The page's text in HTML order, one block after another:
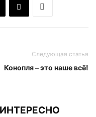
Следующая статья
Конопля – это наше всё!